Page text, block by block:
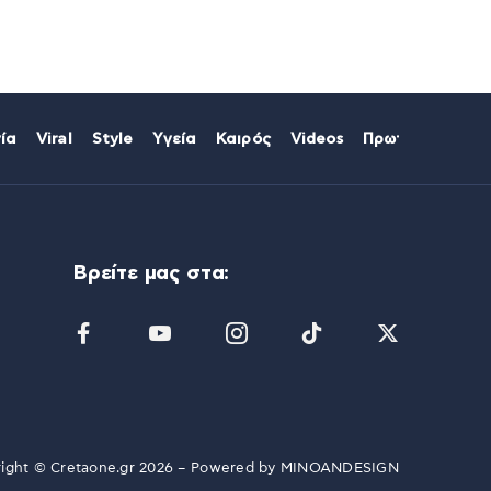
Viral Style Υγεία Καιρός Videos Πρωτοσέλιδα
Βρείτε μας στα:
© Cretaone.gr 2026 – Powered by MINOANDESIGN